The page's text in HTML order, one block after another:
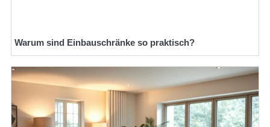
Warum sind Einbauschränke so praktisch?